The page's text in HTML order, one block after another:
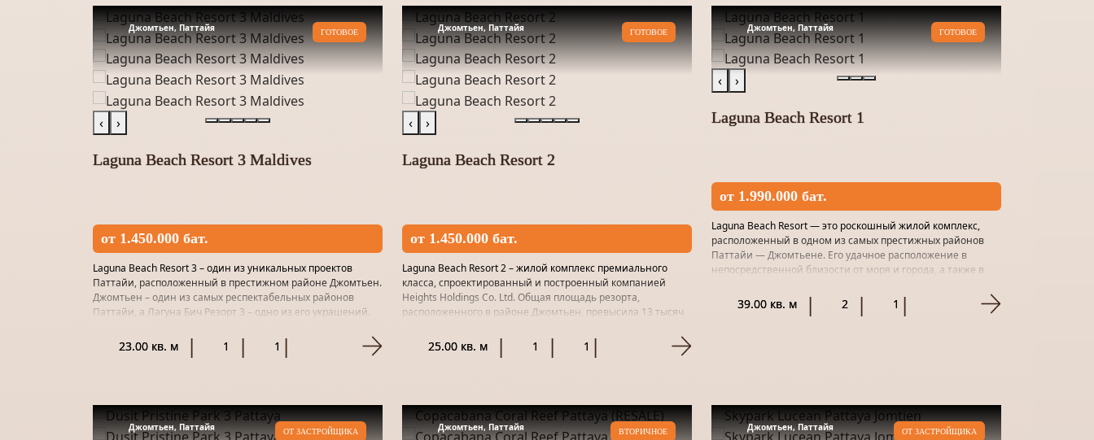
Джомтьен, Паттайя ГОТОВОЕ
‹ ›
Laguna Beach Resort 3 Maldives
от 1.450.000 бат.
Laguna Beach Resort 3 – один из уникальных проектов
Паттайи, расположенный в престижном районе Джомтьен.
Джомтьен – один из самых респектабельных районов
Паттайи, а Лагуна Бич Резорт 3 – одно из его украшений.
23.00 кв. м 1 1
Джомтьен, Паттайя ГОТОВОЕ
‹ ›
Laguna Beach Resort 2
от 1.450.000 бат.
Laguna Beach Resort 2 – жилой комплекс премиального
класса, спроектированный и построенный компанией
Heights Holdings Co. Ltd. Общая площадь резорта,
расположенного в районе Джомтьен, превысила 13 тысяч
25.00 кв. м 1 1
Джомтьен, Паттайя ГОТОВОЕ
‹ ›
Laguna Beach Resort 1
от 1.990.000 бат.
Laguna Beach Resort — это роскошный жилой комплекс,
расположенный в одном из самых престижных районов
Паттайи — Джомтьене. Его удачное расположение в
непосредственной близости от моря и города, а также в
39.00 кв. м 2 1
Джомтьен, Паттайя ОТ ЗАСТРОЙЩИКА Джомтьен, Паттайя ВТОРИЧНОЕ Джомтьен, Паттайя ОТ ЗАСТРОЙЩИКА